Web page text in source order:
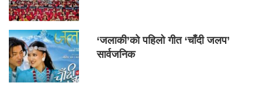
‘जलाकी’को पहिलो गीत ‘चाँदी जलप’
सार्वजनिक